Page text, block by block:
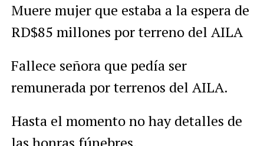
Muere mujer que estaba a la espera de
RD$85 millones por terreno del AILA
Fallece señora que pedía ser
remunerada por terrenos del AILA.
Hasta el momento no hay detalles de